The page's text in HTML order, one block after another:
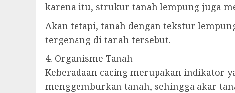
karena itu, strukur tanah lempung juga
Akan tetapi, tanah dengan tekstur
tergenang di tanah tersebut.
4. Organisme Tanah
Keberadaan cacing merupakan indikator
menggemburkan tanah, sehingga akar